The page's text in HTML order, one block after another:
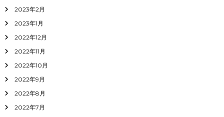
2023年2月
2023年1月
2022年12月
2022年11月
2022年10月
2022年9月
2022年8月
2022年7月